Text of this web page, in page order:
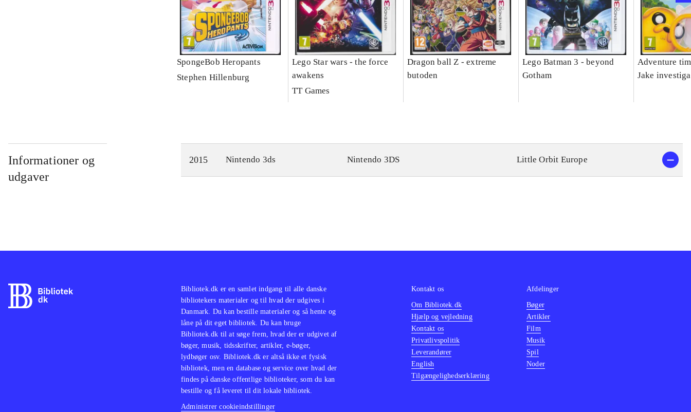
SpongeBob Heropants
Stephen Hillenburg
Lego Star wars - the force
awakens
TT Games
Dragon ball Z - extreme
butoden
Lego Batman 3 - beyond
Gotham
Adventure
Jake
Informationer og
udgaver
2015 Nintendo 3ds Nintendo 3DS Little Orbit Europe
Bibliotek.dk er en samlet indgang til alle danske
bibliotekers materialer og til hvad der udgives i
Danmark. Du kan bestille materialer og så hente og
låne på dit eget bibliotek. Du kan bruge
Bibliotek.dk til at søge frem, hvad der er udgivet af
bøger, musik, tidsskrifter, artikler, e-bøger,
lydbøger osv. Bibliotek.dk er altså ikke et fysisk
bibliotek, men en database og service over hvad der
findes på danske offentlige biblioteker, som du kan
bestille og få leveret til dit lokale bibliotek.
Administrer cookieindstillinger
Kontakt os
Om Bibliotek.dk
Hjælp og vejledning
Kontakt os
Privatlivspolitik
Leverandører
English
Tilgængelighedserklæring
Afdelinger
Bøger
Artikler
Film
Musik
Spil
Noder